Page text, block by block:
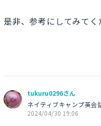
是非、参考にしてみてく
tukuru0296さん
ネイティブキャンプ英会
2024/04/30 19:06